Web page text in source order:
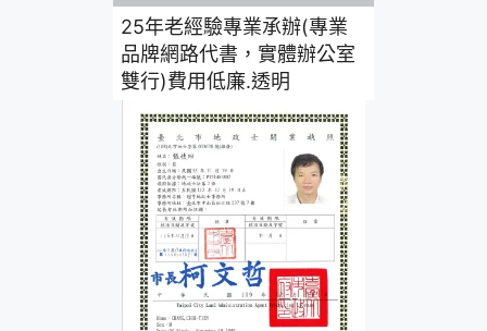
25年老經驗專業承辦(專業
品牌網路代書，實體辦公室
雙行)費用低廉.透明